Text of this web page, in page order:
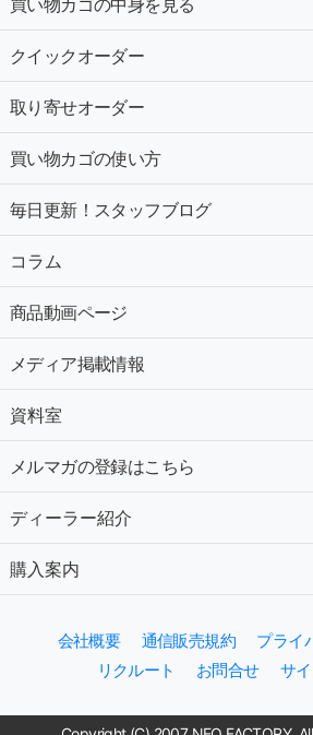
買い物カゴの中身を見る
クイックオーダー
取り寄せオーダー
買い物カゴの使い方
毎日更新！スタッフブログ
コラム
商品動画ページ
メディア掲載情報
資料室
メルマガの登録はこちら
ディーラー紹介
購入案内
会社概要 通信販売規約
プライ
リクルート
お問合せ サ